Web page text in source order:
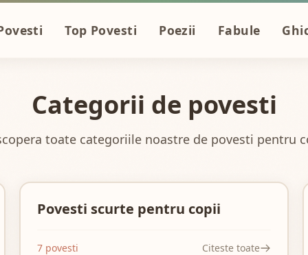
Top Povesti Poezii Fabule
Categorii de povesti
toate categoriile noastre de povesti pentru
Povesti scurte pentru copii
7 povesti Citeste toate